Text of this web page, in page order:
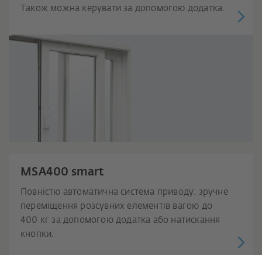
Також можна керувати за допомогою додатка.
MSA400 smart
Повністю автоматична система приводу: зручне
переміщення розсувних елементів вагою до
400 кг за допомогою додатка або натискання
кнопки.